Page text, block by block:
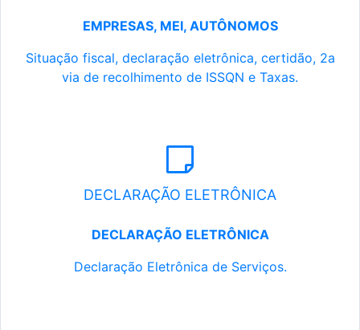
EMPRESAS, MEI, AUTÔNOMOS
Situação fiscal, declaração eletrônica, certidão, 2a
via de recolhimento de ISSQN e Taxas.
DECLARAÇÃO ELETRÔNICA
DECLARAÇÃO ELETRÔNICA
Declaração Eletrônica de Serviços.